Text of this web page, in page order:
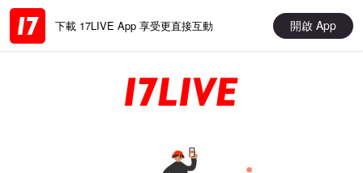
下載 17LIVE App 享受更直接互動 開啟 App